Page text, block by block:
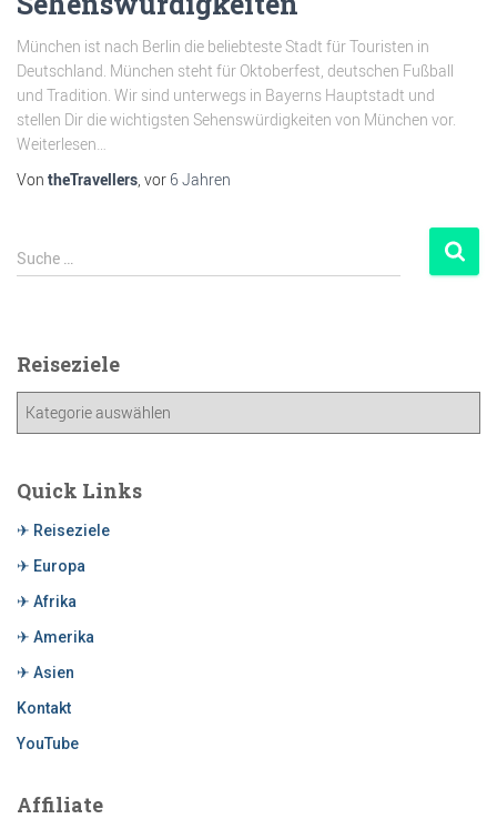
München ist nach Berlin die beliebteste Stadt für Touristen in
Deutschland. München steht für Oktoberfest, deutschen Fußball
und Tradition. Wir sind unterwegs in Bayerns Hauptstadt und
stellen Dir die wichtigsten Sehenswürdigkeiten von München vor.
Weiterlesen…
Von theTravellers , vor 6 Jahren
Suche …
Reiseziele
Quick Links
✈ Reiseziele
✈ Europa
✈ Afrika
✈ Amerika
✈ Asien
Kontakt
YouTube
Affiliate